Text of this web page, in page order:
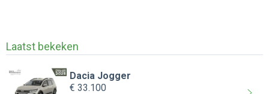
Laatst bekeken
Dacia Jogger
€ 33.100